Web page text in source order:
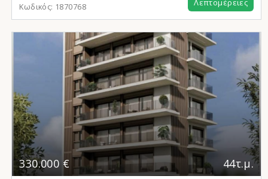
Κωδικός: 1870768 Λεπτομέρειες
330.000 € 44τ.μ.